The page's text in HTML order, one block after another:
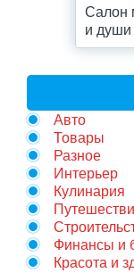
Салон
и души
Авто
Товары
Разное
Интерьер
Кулинария
Финансы и
Красота и